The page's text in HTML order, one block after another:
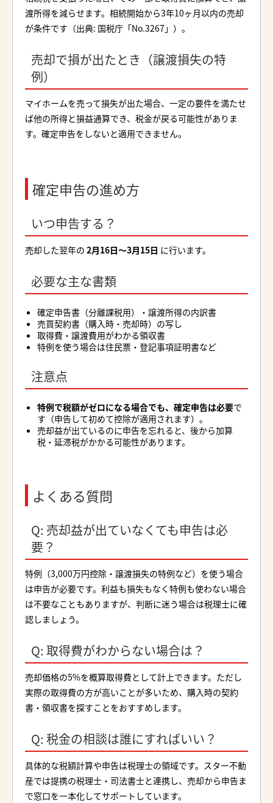
渡所得を減らせます。相続開始から3年10ヶ月以内の売却
が条件です（出典: 国税庁「No.3267」）。
売却で損が出たとき（譲渡損失の特
例）
マイホームを売って損失が出た場合、一定の要件を満たせ
ば他の所得と損益通算でき、税金が戻る可能性がありま
す。確定申告をしないと適用できません。
確定申告の進め方
いつ申告する？
売却した翌年の 2月16日〜3月15日 に行います。
必要な主な書類
確定申告書（分離課税用）・譲渡所得の内訳書
売買契約書（購入時・売却時）の写し
取得費・譲渡費用がわかる領収書
特例を使う場合は住民票・登記事項証明書など
注意点
特例で税額がゼロになる場合でも、確定申告は必要で
す（申告して初めて控除が適用されます）。
売却益が出ているのに申告を忘れると、後から加算
税・延滞税がかかる可能性があります。
よくある質問
Q: 売却益が出ていなくても申告は必
要？
特例（3,000万円控除・譲渡損失の特例など）を使う場合
は申告が必要です。利益も損失もなく特例も使わない場合
は不要なこともありますが、判断に迷う場合は税理士に確
認しましょう。
Q: 取得費がわからない場合は？
売却価格の5%を概算取得費として計上できます。ただし
実際の取得費の方が高いことが多いため、購入時の契約
書・領収書を探すことをおすすめします。
Q: 税金の相談は誰にすればいい？
具体的な税額計算や申告は税理士の領域です。スター不動
産では提携の税理士・司法書士と連携し、売却から申告ま
で窓口を一本化してサポートしています。